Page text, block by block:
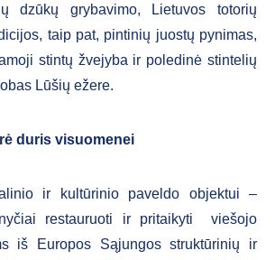
dzūkų grybavimo, Lietuvos totorių
taip pat, pintinių juostų pynimas,
stintų žvejyba ir poledinė stintelių
Lūšių ežere.
duris visuomenei
ir kultūrinio paveldo objektui –
restauruoti ir pritaikyti viešojo
iš Europos Sąjungos struktūrinių ir